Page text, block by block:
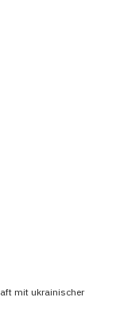
mit ukrainischer